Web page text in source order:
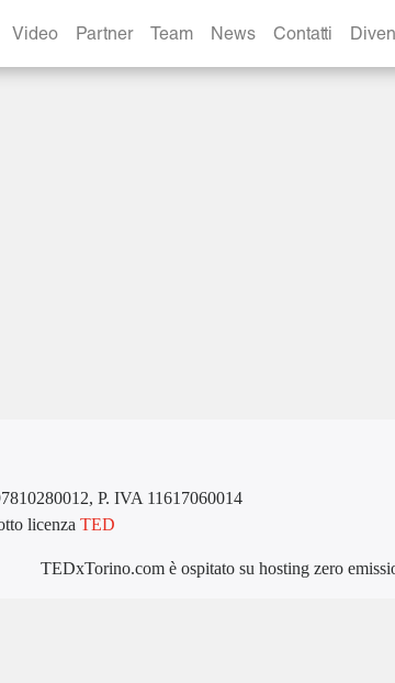
Video Partner Team News Contatti
P. IVA 11617060014
licenza TED
TEDxTorino.com è ospitato su hosting zero